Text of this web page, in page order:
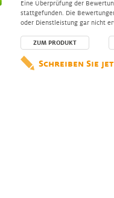
Eine Überprüfung der
stattgefunden. Die
oder Dienstleistung gar nicht
ZUM PRODUKT
Schreiben Sie